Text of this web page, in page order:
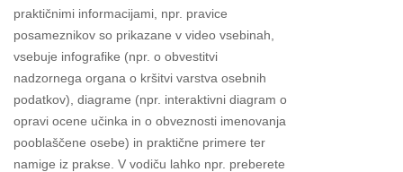
praktičnimi informacijami, npr. pravice
posameznikov so prikazane v video vsebinah,
vsebuje infografike (npr. o obvestitvi
nadzornega organa o kršitvi varstva osebnih
podatkov), diagrame (npr. interaktivni diagram o
opravi ocene učinka in o obveznosti imenovanja
pooblaščene osebe) in praktične primere ter
namige iz prakse. V vodiču lahko npr. preberete